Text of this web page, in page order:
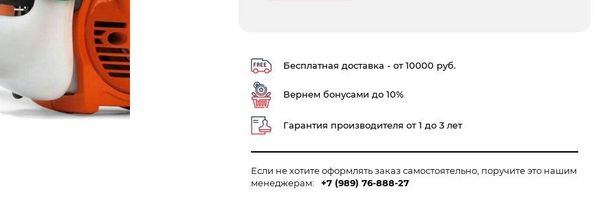
Бесплатная доставка - от 10000 руб.
Вернем бонусами до 10%
Гарантия производителя от 1 до 3 лет
Если не хотите оформлять заказ самостоятельно, поручите это нашим
менеджерам:
+7 (989) 76-888-27